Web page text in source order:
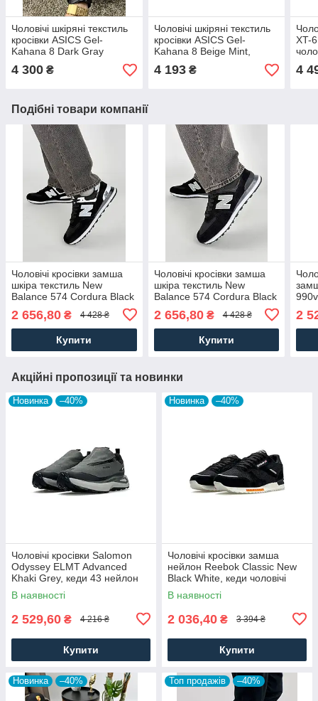
Чоловічі шкіряні текстиль
кросівки ASICS Gel-
Kahana 8 Dark Gray
Green, чоловічі кеди Асикс
сірі. Чоловіче взуття
4 300 ₴
Чоловічі шкіряні текстиль
кросівки ASICS Gel-
Kahana 8 Beige Mint,
Чоловіче взуття
4 193₴
XT-
4
Подібні товари компанії
Чоловічі кросівки замша
шкіра текстиль New
Balance 574 Cordura Black
Grey кеди замшеві шкіряні
текстильні чорні. Чоловіче
взуття
2 656,80 ₴ 4 428 ₴
Купити
Чоловічі кросівки замша
шкіра текстиль New
Balance 574 Cordura Black
White, кеди замшеві шкіра
текстильні чорні. Чоловіче
взуття
2 656,80₴ 4 428 ₴
Купити
2
Акційні пропозиції та новинки
Новинка –40%
Чоловічі кросівки Salomon
Odyssey ELMT Advanced
Khaki Grey, кеди 43 нейлон
текстиль, Чоловіче взуття
В наявності
2 529,60 ₴ 4 216 ₴
Купити
Новинка –40%
Чоловічі кросівки замша
нейлон Reebok Classic New
Black White, кеди чоловічі
Рибок чорні. Чоловіче взуття
В наявності
2 036,40 ₴ 3 394 ₴
Купити
Новинка –40% Топ продажів –40%